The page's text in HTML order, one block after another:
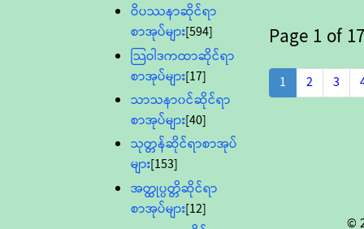
ဝိပဿနာဆိုင်ရာ
စာအုပ်များ[594]
သြဝါဒကထာဆိုင်ရာ
စာအုပ်များ[17]
သာသနာ၀င်ဆိုင်ရာ
စာအုပ်များ[40]
သုတ္တန်ဆိုင်ရာစာအုပ်
များ[153]
အတ္ထုပ္ပတ္တိဆိုင်ရာ
စာအုပ်များ[12]
Page1 of
1 2 3
©